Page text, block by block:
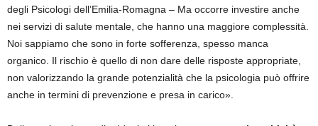
degli Psicologi dell’Emilia-Romagna – Ma occorre investire anche
nei servizi di salute mentale, che hanno una maggiore complessità.
Noi sappiamo che sono in forte sofferenza, spesso manca
organico. Il rischio è quello di non dare delle risposte appropriate,
non valorizzando la grande potenzialità che la psicologia può offrire
anche in termini di prevenzione e presa in carico».